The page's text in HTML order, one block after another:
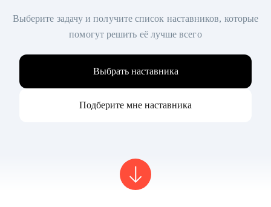
Выберите задачу и получите список наставников, которые
помогут решить её лучше всего
Выбрать наставника
Подберите мне наставника